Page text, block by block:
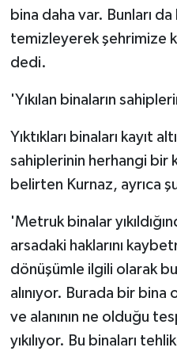
bina daha var. Bunları da
temizleyerek şehrimize
dedi.
'Yıkılan binaların
Yıktıkları binaları kayıt
sahiplerinin herhangi bir
belirten Kurnaz, ayrıca
'Metruk binalar
arsadaki haklarını
dönüşümle ilgili olarak
alınıyor. Burada bir bina
ve alanının ne olduğu
yıkılıyor. Bu binaları